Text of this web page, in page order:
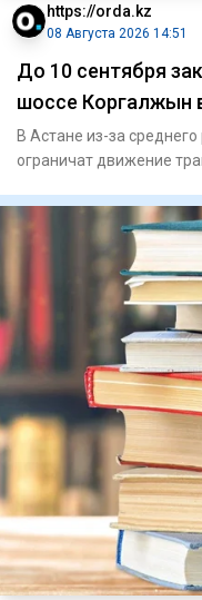
https://orda.kz
08 Августа 2026 14:51
До 10 сентября
шоссе Коргалжын
В Астане из-за
ограничат движение